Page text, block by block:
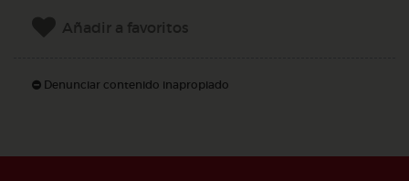
Añadir a favoritos
Denunciar contenido inapropiado